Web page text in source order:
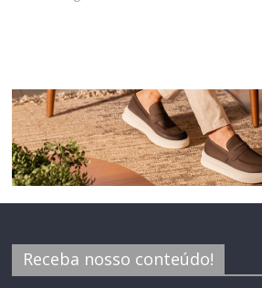
Receba nosso conteúdo!